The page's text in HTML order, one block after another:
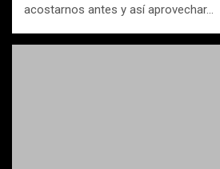
acostarnos antes y así aprovechar…